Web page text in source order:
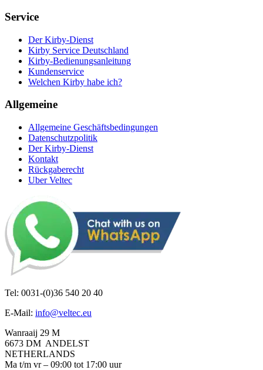
Service
Der Kirby-Dienst
Kirby Service Deutschland
Kirby-Bedienungsanleitung
Kundenservice
Welchen Kirby habe ich?
Allgemeine
Allgemeine Geschäftsbedingungen
Datenschutzpolitik
Der Kirby-Dienst
Kontakt
Rückgaberecht
Uber Veltec
Tel: 0031-(0)36 540 20 40
E-Mail: info@veltec.eu
Wanraaij 29 M
6673 DM ANDELST
NETHERLANDS
Ma t/m vr – 09:00 tot 17:00 uur